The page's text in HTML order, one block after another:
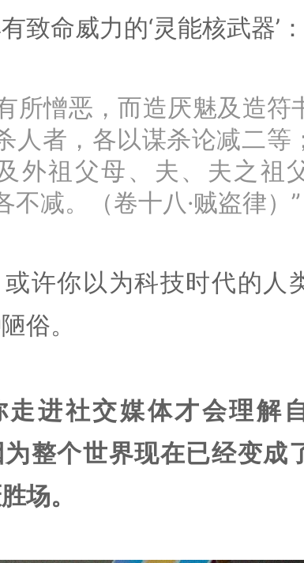
致命威力的‘灵能核武器’：
所憎恶，而造厌魅及造符
人者，各以谋杀论减二等
外祖父母、夫、夫之祖
不减。（卷十八·贼盗律）”
许你以为科技时代的人
俗。
走进社交媒体才会理解
整个世界现在已经变成
场。